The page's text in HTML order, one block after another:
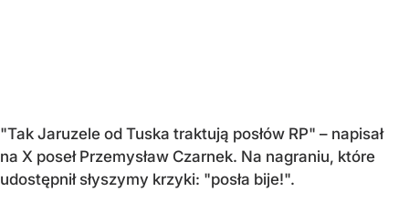
"Tak Jaruzele od Tuska traktują posłów RP" – napisał
na X poseł Przemysław Czarnek. Na nagraniu, które
udostępnił słyszymy krzyki: "posła bije!".